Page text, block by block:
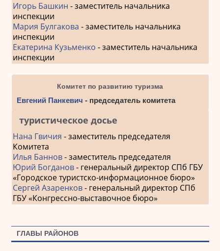
Игорь Башкин - заместитель начальника
инспекции
Мария Булгакова - заместитель начальника
инспекции
Екатерина Кузьменко - заместитель начальника
инспекции
Комитет по развитию туризма
Евгений Панкевич - председатель комитета
туристическое досье
Нана Гвичия - заместитель председателя
Комитета
Илья Баннов- заместитель председателя
Юрий Богданов- генеральный директор СПб ГБУ
«Городское туристско-информационное бюро»
Сергей Азаренков- генеральный директор СПб
ГБУ «Конгрессно-выставочное бюро»
ГЛАВЫ РАЙОНОВ